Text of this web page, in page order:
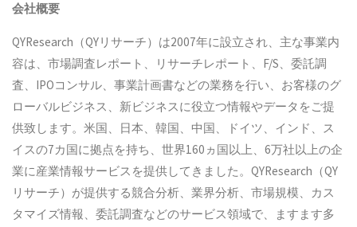
会社概要
QYResearch（QYリサーチ）は2007年に設立され、主な事業内
容は、市場調査レポート、リサーチレポート、F/S、委託調
査、IPOコンサル、事業計画書などの業務を行い、お客様のグ
ローバルビジネス、新ビジネスに役立つ情報やデータをご提
供致します。米国、日本、韓国、中国、ドイツ、インド、ス
イスの7カ国に拠点を持ち、世界160ヵ国以上、6万社以上の企
業に産業情報サービスを提供してきました。QYResearch（QY
リサーチ）が提供する競合分析、業界分析、市場規模、カス
タマイズ情報、委託調査などのサービス領域で、ますます多